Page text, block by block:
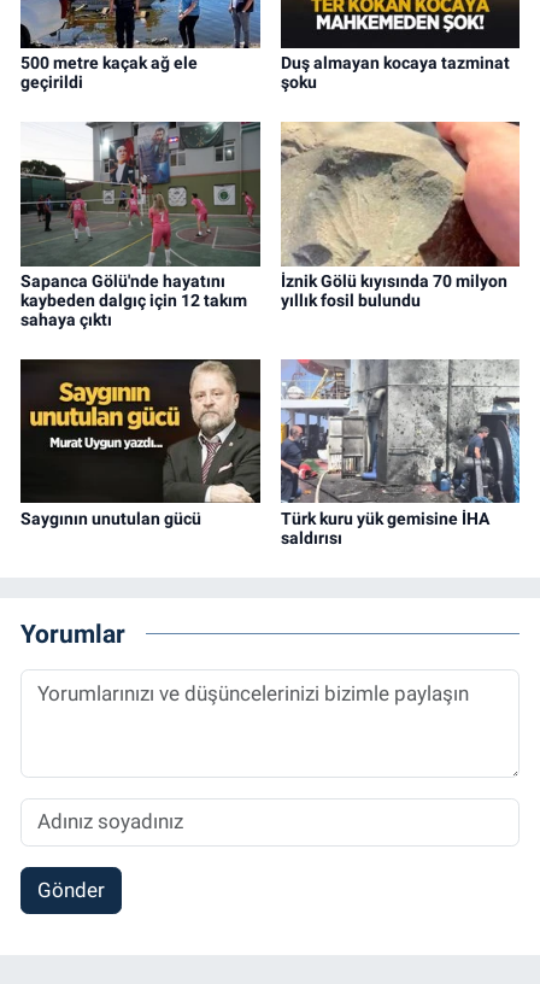
500 metre kaçak ağ ele
geçirildi
Duş almayan kocaya tazminat
şoku
Sapanca Gölü'nde hayatını
kaybeden dalgıç için 12 takım
sahaya çıktı
İznik Gölü kıyısında 70 milyon
yıllık fosil bulundu
Saygının unutulan gücü
Türk kuru yük gemisine İHA
saldırısı
Yorumlar
Gönder